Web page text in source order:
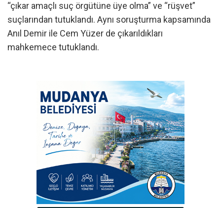
“çıkar amaçlı suç örgütüne üye olma” ve “rüşvet”
suçlarından tutuklandı. Aynı soruşturma kapsamında
Anıl Demir ile Cem Yüzer de çıkarıldıkları
mahkemece tutuklandı.